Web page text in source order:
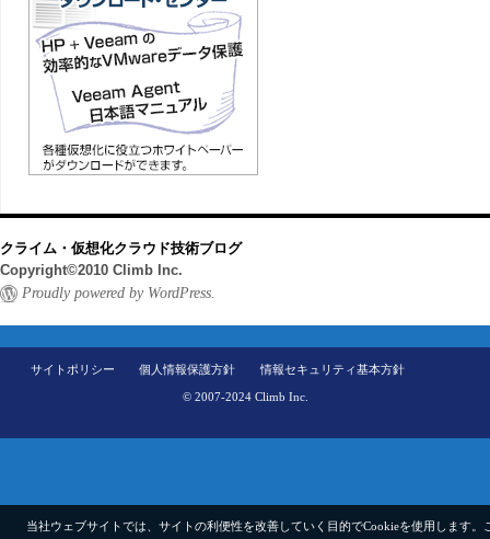
クライム・仮想化クラウド技術ブログ
Copyright©2010 Climb Inc.
Proudly powered by WordPress.
サイトポリシー 個人情報保護方針 情報セキュリティ基本方針
© 2007-2024 Climb Inc.
当社ウェブサイトでは、サイトの利便性を改善していく目的でCookieを使用します。